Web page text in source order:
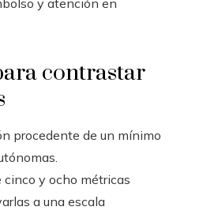
y atención en
contrastar
procedente de un mínimo
y ocho métricas
a una escala